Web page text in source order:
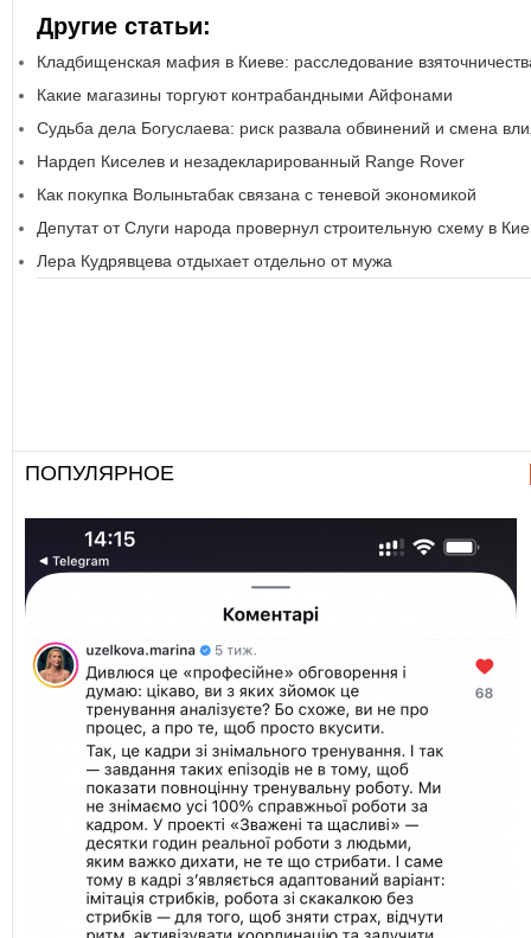
Другие статьи:
Кладбищенская мафия в Киеве: расследование
Какие магазины торгуют контрабандными Айфонами
Судьба дела Богуслаева: риск развала обвинений и смена
Нардеп Киселев и незадекларированный Range Rover
Как покупка Волыньтабак связана с теневой экономикой
Депутат от Слуги народа провернул строительную схему в
Лера Кудрявцева отдыхает отдельно от мужа
ПОПУЛЯРНОЕ